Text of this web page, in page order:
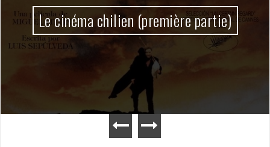
Le cinéma chilien (première partie)